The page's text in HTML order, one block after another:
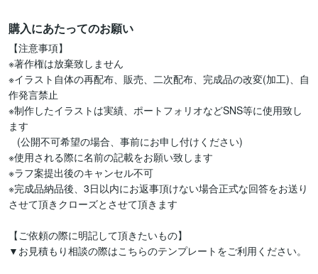
購入にあたってのお願い
【注意事項】
※著作権は放棄致しません
※イラスト自体の再配布、販売、二次配布、完成品の改変(加工)、自
作発言禁止
※制作したイラストは実績、ポートフォリオなどSNS等に使用致し
ます
※使用される際に名前の記載をお願い致します
※ラフ案提出後のキャンセル不可
※完成品納品後、3日以内にお返事頂けない場合正式な回答をお送り
させて頂きクローズとさせて頂きます
【ご依頼の際に明記して頂きたいもの】
▼お見積もり相談の際はこちらのテンプレートをご利用ください。